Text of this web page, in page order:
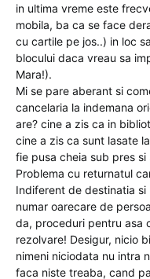
in ultima vreme este
mobila, ba ca se face
cu cartile pe jos..) in loc
blocului daca vreau sa
Mara!).
Mi se pare aberant si
cancelaria la indemana
are? cine a zis ca in
cine a zis ca sunt lasate
fie pusa cheia sub pres si
Problema cu returnatul
Indiferent de destinatia
numar oarecare de
da, proceduri pentru asa
rezolvare! Desigur, nicio
nimeni niciodata nu intra
faca niste treaba, cand